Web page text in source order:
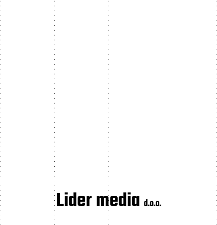
Lider media d.o.o.